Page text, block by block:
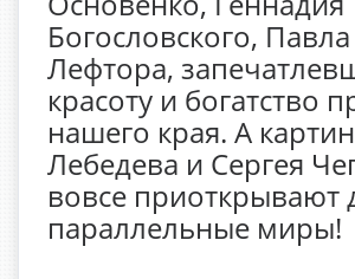
Богословского, Павла
Лефтора,
красоту и богатство
нашего края. А
Лебедева и Сергея
вовсе приоткрывают
параллельные миры!